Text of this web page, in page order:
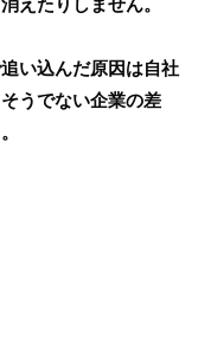
い込んだ原因は自社
うでない企業の差